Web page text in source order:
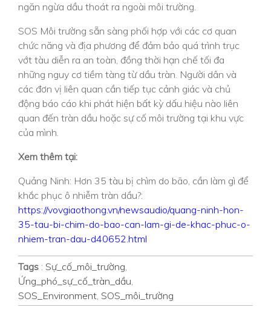
ngăn ngừa dầu thoát ra ngoài môi trường.
SOS Môi trường sẵn sàng phối hợp với các cơ quan
chức năng và địa phương để đảm bảo quá trình trục
vớt tàu diễn ra an toàn, đồng thời hạn chế tối đa
những nguy cơ tiềm tàng từ dầu tràn. Người dân và
các đơn vị liên quan cần tiếp tục cảnh giác và chủ
động báo cáo khi phát hiện bất kỳ dấu hiệu nào liên
quan đến tràn dầu hoặc sự cố môi trường tại khu vực
của mình.
Xem thêm tại:
Quảng Ninh: Hơn 35 tàu bị chìm do bão, cần làm gì để
khắc phục ô nhiễm tràn dầu?:
https://vovgiaothong.vn/newsaudio/quang-ninh-hon-
35-tau-bi-chim-do-bao-can-lam-gi-de-khac-phuc-o-
nhiem-tran-dau-d40652.html
Tags : Sự_cố_môi_trường
Ứng_phó_sự_cố_tràn_dầu
SOS_Environment SOS_môi_trường